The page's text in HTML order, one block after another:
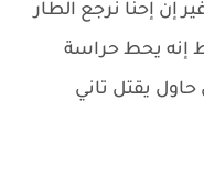
إن إحنا نرجع الطار
إنه يحط حراسة
حاول يقتل تاني